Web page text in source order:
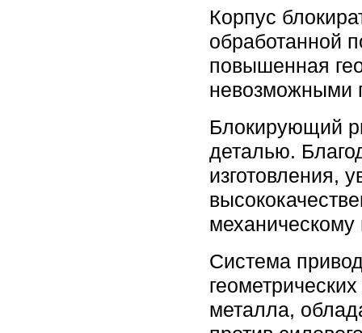
Корпус
обработанной
повышенная
невозможными
Блокирующий
деталью.
изготовления,
механическому
Система
металла,